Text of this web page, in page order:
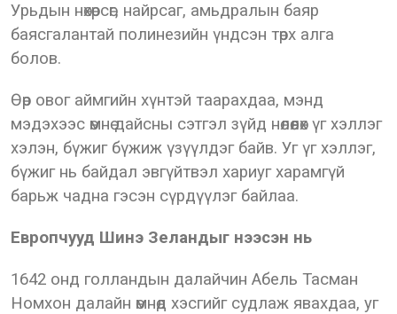
Урьдын нөхөрсөг, найрсаг, амьдралын баяр
баясгалантай полинезийн үндсэн төрх алга
болов.
Өөр овог аймгийн хүнтэй таарахдаа, мэнд
мэдэхээс өмнө дайсны сэтгэл зүйд нөлөөлөх үг хэллэг
хэлэн, бүжиг бүжиж үзүүлдэг байв. Уг үг хэллэг,
бүжиг нь байдал эвгүйтвэл хариуг харамгүй
барьж чадна гэсэн сүрдүүлэг байлаа.
Европчууд Шинэ Зеландыг нээсэн нь
1642 онд голландын далайчин Абель Тасман
Номхон далайн өмнөд хэсгийг судлаж явахдаа, уг